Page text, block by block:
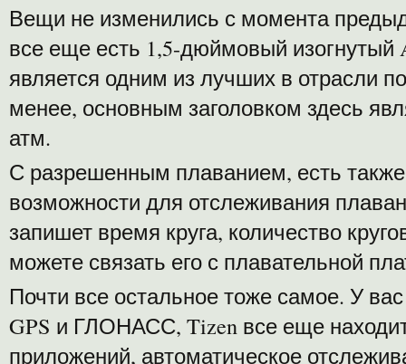
Вещи не изменились с момента
все еще есть 1,5-дюймовый
является одним из лучших в отрасли
менее, основным заголовком здесь
атм.
С разрешенным плаванием, есть
возможности для отслеживания
запишет время круга, количество
можете связать его с плавательной
Почти все остальное тоже самое. У
GPS и ГЛОНАСС, Tizen все еще
приложений, автоматическое